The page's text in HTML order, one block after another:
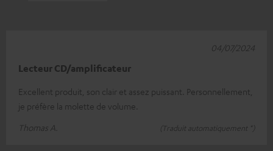
Lecteur CD/amplificateur
Excellent produit, son clair et assez puissant. Personnellement,
je préfère la molette de volume.
Thomas A.
(Traduit automatiquement *)
04/07/2024